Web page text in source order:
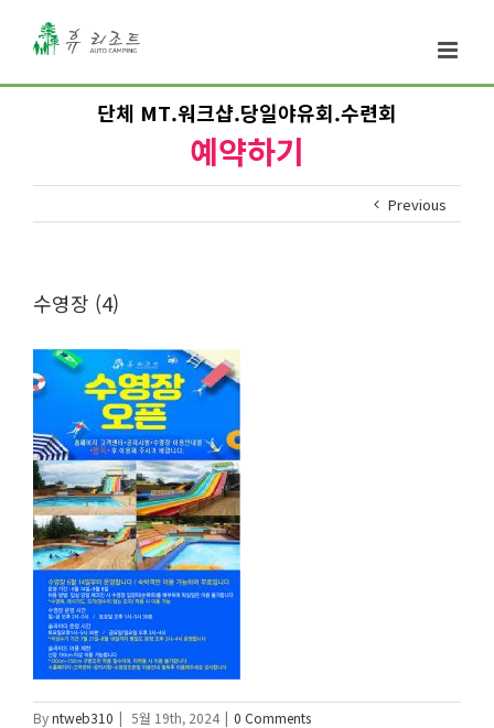
단체 MT.워크샵.당일야유회.수련회
예약하기
Previous
수영장 (4)
Byntweb310 | 5월 19th, 2024 | 0 Comments